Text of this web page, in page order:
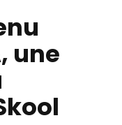
une